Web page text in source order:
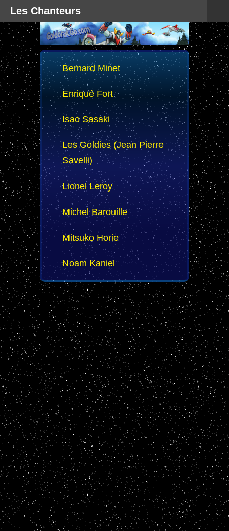
Bernard Minet
Enriqué Fort
Isao Sasaki
Les Goldies (Jean Pierre
Savelli)
Lionel Leroy
Michel Barouille
Mitsuko Horie
Noam Kaniel
Les Chanteurs ≡